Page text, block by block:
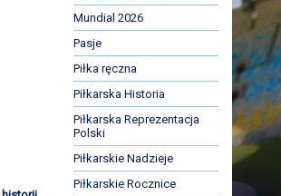
Mundial 2026
Pasje
Piłka ręczna
Piłkarska Historia
Piłkarska Reprezentacja
Polski
Piłkarskie Nadzieje
Piłkarskie Rocznice